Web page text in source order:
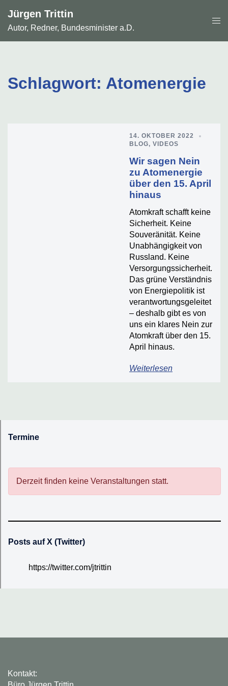
Inhalt
springen
Jürgen Trittin
Autor, Redner, Bundesminister a.D.
Schlagwort: Atomenergie
14. OKTOBER 2022
BLOG, VIDEOS
Wir sagen Nein
zu Atomenergie
über den 15. April
hinaus
Atomkraft schafft keine
Sicherheit. Keine
Souveränität. Keine
Unabhängigkeit von
Russland. Keine
Versorgungssicherheit.
Das grüne Verständnis
von Energiepolitik ist
verantwortungsgeleitet
– deshalb gibt es von
uns ein klares Nein zur
Atomkraft über den 15.
April hinaus.
Weiterlesen
Termine
Derzeit finden keine Veranstaltungen statt.
Posts auf X (Twitter)
https://twitter.com/jtrittin
Kontakt: